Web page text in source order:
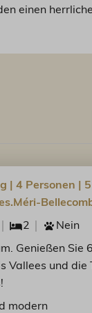
einen
| 4 Personen |
2 Nein
Genießen Sie
Vallees und
modern